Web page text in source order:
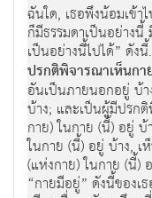
ฉันใด, เธอพึงน้อมเข้
ก็มีธรรมดาเป็นอย่าง
เป็นอย่างนี้ไปได้” ดั
ปรกติพิจารณาเห็นกา
อันเป็นภายนอกอยู่ บ้
บ้าง; และเป็นผู้มีปรก
กาย) ในกาย (นี้) อยู่ บ้
ในกาย (นี้) อยู่ บ้าง, เ
(แห่งกาย) ในกาย (นี้)
“กายมีอยู่” ดังนี้ของเ